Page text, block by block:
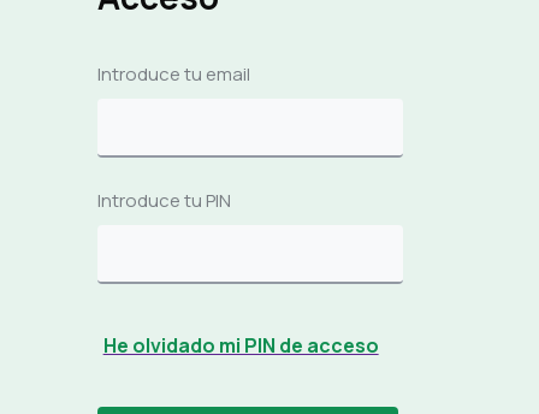
Introduce tu email
Introduce tu PIN
He olvidado mi PIN de acceso